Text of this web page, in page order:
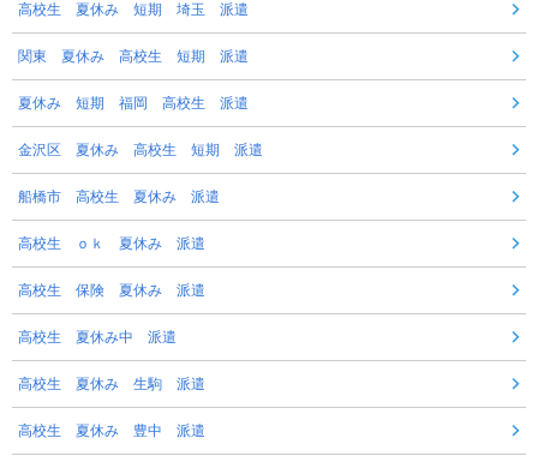
高校生 夏休み 短期 埼玉 派遣
関東 夏休み 高校生 短期 派遣
夏休み 短期 福岡 高校生 派遣
金沢区 夏休み 高校生 短期 派遣
船橋市 高校生 夏休み 派遣
高校生 ｏｋ 夏休み 派遣
高校生 保険 夏休み 派遣
高校生 夏休み中 派遣
高校生 夏休み 生駒 派遣
高校生 夏休み 豊中 派遣